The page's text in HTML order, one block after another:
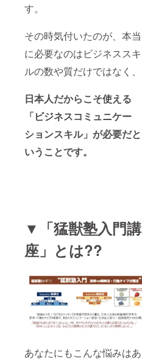
す。
その時気付いたのが、本当
に必要なのはビジネススキ
ルの数や質だけではなく、
日本人だからこそ使える
「ビジネスコミュニケー
ションスキル」が必要だと
いうことです。
▼「猛獣塾入門講
座」とは??
あなたにもこんな悩みはあ